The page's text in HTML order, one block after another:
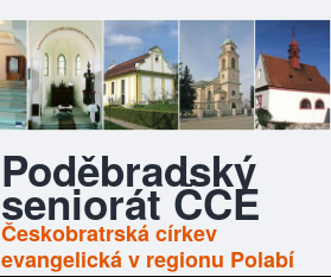
Poděbradský
seniorát ČCE
Českobratrská církev
evangelická v regionu Polabí